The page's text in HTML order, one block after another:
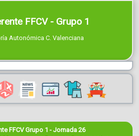
FFCV - Grupo 1
Autonómica C. Valenciana
FFCV Grupo 1 - Jornada 26